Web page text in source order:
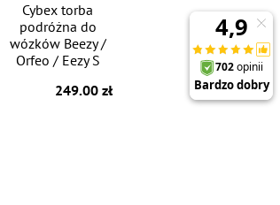
Cybex torba
podróżna do
wózków Beezy /
Orfeo / Eezy S
249.00 zł